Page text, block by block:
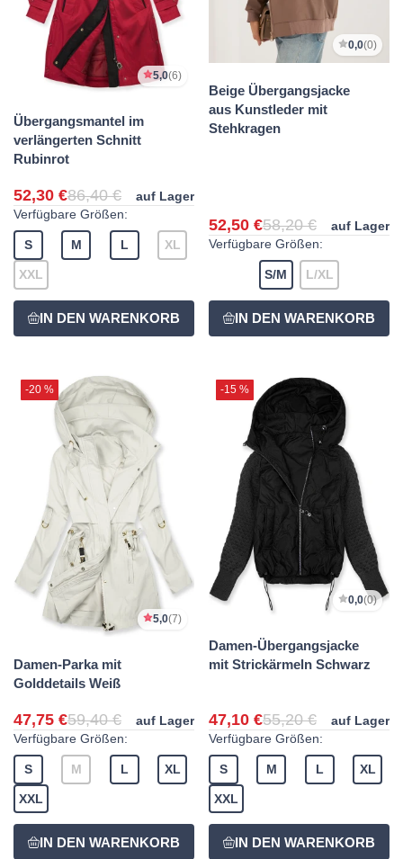
5,0(6)
Übergangsmantel im
verlängerten Schnitt
Rubinrot
52,30 €86,40 €
auf Lager
Verfügbare Größen:
S M L XL
XXL
0,0(0)
Beige Übergangsjacke
aus Kunstleder mit
Stehkragen
52,50 €58,20 €
auf Lager
Verfügbare Größen:
S/M L/XL
-20 %
5,0(7)
Damen-Parka mit
Golddetails Weiß
47,75 €59,40 €
auf Lager
Verfügbare Größen:
S M L XL
XXL
-15 %
0,0(0)
Damen-Übergangsjacke
mit Strickärmeln Schwarz
47,10 €55,20 €
auf Lager
Verfügbare Größen:
S M L XL
XXL